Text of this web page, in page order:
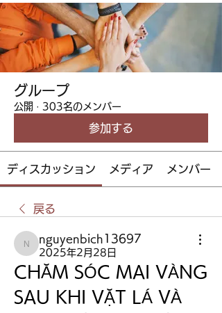
グループ
公開 · 303名のメンバー
参加する
ディスカッション メディア メンバー
戻る
nguyenbich13697
nguyenbich13697
2025年2月28日
CHĂM SÓC MAI VÀNG
SAU KHI VẶT LÁ VÀ